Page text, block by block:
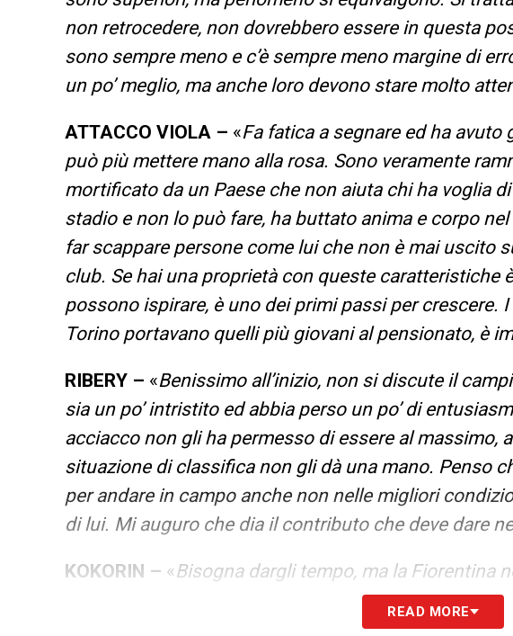
non retrocedere, non dovrebbero essere in questa
sono sempre meno e c’è sempre meno margine di
un po’ meglio, ma anche loro devono stare molto
ATTACCO VIOLA – «Fa fatica a segnare ed ha
può più mettere mano alla rosa. Sono veramente
mortificato da un Paese che non aiuta chi ha voglia
stadio e non lo può fare, ha buttato anima e corpo
far scappare persone come lui che non è mai uscito
club. Se hai una proprietà con queste caratteristiche
possono ispirare, è uno dei primi passi per crescere.
Torino portavano quelli più giovani al pensionato, è
RIBERY – «Benissimo all’inizio, non si discute il
sia un po’ intristito ed abbia perso un po’ di
acciacco non gli ha permesso di essere al massimo,
situazione di classifica non gli dà una mano. Penso
per andare in campo anche non nelle migliori
di lui. Mi auguro che dia il contributo che deve dare
KOKORIN – «Bisogna dargli tempo, ma la Fiorentina
investimento, ma mi rendo conto che trovare
squadra non costituisce un patrimonio di serenità
READ MORE